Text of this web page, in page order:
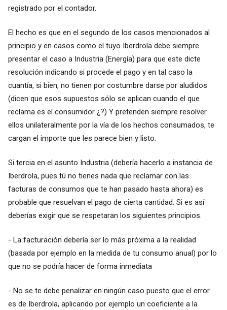
registrado por el contador.
El hecho es que en el segundo de los casos mencionados al
principio y en casos como el tuyo Iberdrola debe siempre
presentar el caso a Industria (Energía) para que este dicte
resolución indicando si procede el pago y en tal caso la
cuantía, si bien, no tienen por costumbre darse por aludidos
(dicen que esos supuestos sólo se aplican cuando el que
reclama es el consumidor ¿?) Y pretenden siempre resolver
ellos unilateralmente por la vía de los hechos consumados, te
cargan el importe que les parece bien y listo.
Si tercia en el asunto Industria (debería hacerlo a instancia de
Iberdrola, pues tú no tienes nada que reclamar con las
facturas de consumos que te han pasado hasta ahora) es
probable que resuelvan el pago de cierta cantidad. Si es así
deberías exigir que se respetaran los siguientes principios.
- La facturación debería ser lo más próxima a la realidad
(basada por ejemplo en la medida de tu consumo anual) por lo
que no se podría hacer de forma inmediata
- No se te debe penalizar en ningún caso puesto que el error
es de Iberdrola, aplicando por ejemplo un coeficiente a la